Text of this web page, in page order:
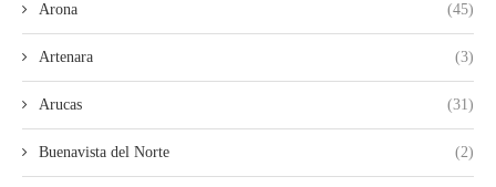
Arona (45)
Artenara (3)
Arucas (31)
Buenavista del Norte (2)